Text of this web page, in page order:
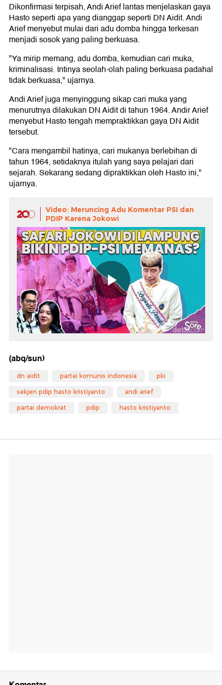
Dikonfirmasi terpisah, Andi Arief lantas menjelaskan gaya
Hasto seperti apa yang dianggap seperti DN Aidit. Andi
Arief menyebut mulai dari adu domba hingga terkesan
menjadi sosok yang paling berkuasa.
"Ya mirip memang, adu domba, kemudian cari muka,
kriminalisasi. Intinya seolah-olah paling berkuasa padahal
tidak berkuasa," ujarnya.
Andi Arief juga menyinggung sikap cari muka yang
menurutnya dilakukan DN Aidit di tahun 1964. Andir Arief
menyebut Hasto tengah mempraktikkan gaya DN Aidit
tersebut.
"Cara mengambil hatinya, cari mukanya berlebihan di
tahun 1964, setidaknya itulah yang saya pelajari dari
sejarah. Sekarang sedang dipraktikkan oleh Hasto ini,"
ujarnya.
Video: Meruncing Adu Komentar PSI dan
PDIP Karena Jokowi
(abq/sun)
dn aidit partai komunis indonesia pki
sekjen pdip hasto kristiyanto andi arief
partai demokrat pdip hasto kristiyanto